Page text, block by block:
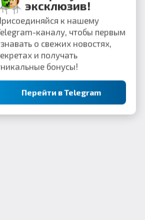
эксклюзив!
Присоединяйся к нашему
Telegram-каналу, чтобы первым
узнавать о свежих новостях,
секретах и получать
уникальные бонусы!
Перейти в Telegram